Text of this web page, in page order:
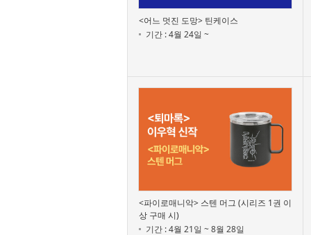
<어느 멋진 도망> 틴케이스
기간 : 4월 24일 ~
<파이로매니악> 스텐 머그 (시리즈 1권 이
상 구매 시)
기간 : 4월 21일 ~ 8월 28일